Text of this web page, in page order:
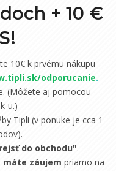
+ 10 €
10€ k prvému nákupu
odporucanie.
(Môžete aj pomocou
u.)
Tipli (v ponuke je cca 1
do obchodu".
záujem priamo na